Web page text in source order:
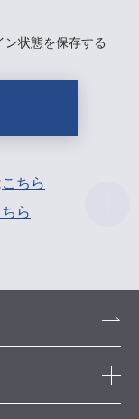
ン状態を保存する
こちら
ら